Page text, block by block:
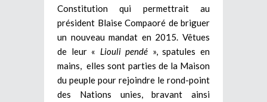
Constitution qui permettrait au
président Blaise Compaoré de briguer
un nouveau mandat en 2015. Vêtues
de leur « Liouli pendé », spatules en
mains, elles sont parties de la Maison
du peuple pour rejoindre le rond-point
des Nations unies, bravant ainsi